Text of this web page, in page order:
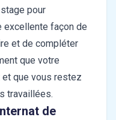
pour
excellente façon de
et de compléter
que votre
que vous restez
travaillées.
de